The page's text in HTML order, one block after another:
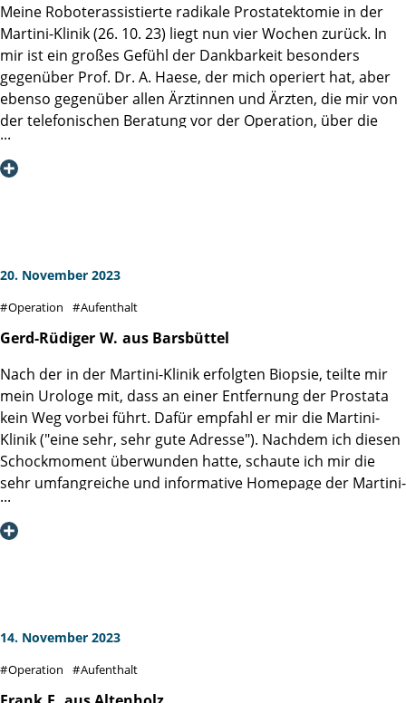
Meine Roboterassistierte radikale Prostatektomie in der
Martini-Klinik (26. 10. 23) liegt nun vier Wochen zurück. In
mir ist ein großes Gefühl der Dankbarkeit besonders
gegenüber Prof. Dr. A. Haese, der mich operiert hat, aber
ebenso gegenüber allen Ärztinnen und Ärzten, die mir von
der telefonischen Beratung vor der Operation, über die
Betreuung während des Aufenthaltes, bis hin zu
telefonischen Nachfragen begegnet sind.
heute noch davon zehren kann. Alle schenken Zeit! Der
zu Partnern und Gästen werden. Dazu tragen nicht zuletzt
auch die gute Verpflegung und die Aufmerksamkeiten in
erstaunlich schnell zurückgebildet und ich bin guter
Hoffnung auf eine vollständige Wiederherstellung auch der
Kontinenz. Dazu trete ich jetzt noch die
Anschlußheilbehandlung an, die bereits am Tag der
Operation von der Martini-Klinik in die Wege geleitet
wurde.
20. November 2023
Operation Aufenthalt
Gerd-Rüdiger W. aus Barsbüttel
Nach der in der Martini-Klinik erfolgten Biopsie, teilte mir
mein Urologe mit, dass an einer Entfernung der Prostata
kein Weg vorbei führt. Dafür empfahl er mir die Martini-
Klinik ("eine sehr, sehr gute Adresse"). Nachdem ich diesen
Schockmoment überwunden hatte, schaute ich mir die
sehr umfangreiche und informative Homepage der Martini-
Klinik etwas genauer an und meldete mich zu einem
Beratungsgespräch an.
die Diagnose meines Urologen, dass eine "radikale
Gesprächsverlauf informierte er mich ausführlich über
14. November 2023
Operation Aufenthalt